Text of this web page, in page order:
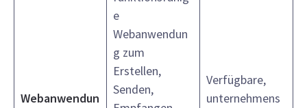
Webanwendun
e
Webanwendun
g zum
Erstellen,
Senden,
Verfügbare,
unternehmens